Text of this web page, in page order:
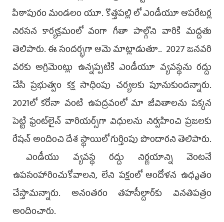
పిఠాపురం మండలం యూ. కొత్తపల్లి లో ఎండీయూ ఆప‌రేట‌ర్ల‌
నిరసన కార్యక్రమంలో వంగా గీతా పాల్గొని వారికి మ‌ద్ద‌తు
తెలిపారు. ఈ సంద‌ర్భ‌గా ఆమె మాట్లాడుతూ.. 2027 జనవరి
వరకు అగ్రిమెంట్లు ఉన్నప్పటికి ఎండీయూ వ్య‌వ‌స్థ‌ను రద్దు
చేసి ప్రభుత్వం కక్ష సాధింపు చర్యలకు పూనుకుందన్నారు.
2021లో కరోనా వంటి ఉపద్రవంలో మా జీవితాలను పక్కన
పెట్టి ఫ్రంట్‌లైన్‌ వారియర్స్‌గా విధులను నిర్వహించి ప్రజలకు
రేషన్‌ అందించి దేశ స్థాయిలో గుర్తింపు పొందార‌ని తెలిపారు.
ఎండీయు వ్యవస్థ రద్దు నిర్ణయాన్ని వెంటనే
ఉపసంహారించుకోవాలని, లేని పక్షంలో ఆందోళన ఉధృతం
చేస్తామన్నారు. అనంతరం తహసీల్దార్‌కు వినతిపత్రం
అందించారు.